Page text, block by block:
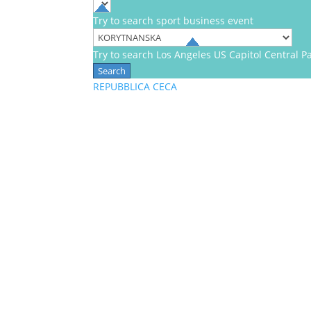
Try to searchsport business event
Try to search Los Angeles US Capitol Central
REPUBBLICA CECA